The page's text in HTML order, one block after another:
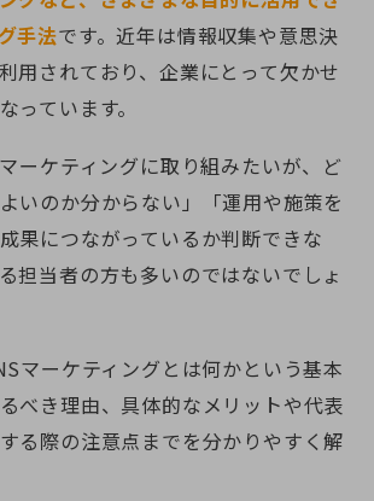
手法です。近年は情報収集や意思決
用されており、企業にとって欠かせ
っています。
ーケティングに取り組みたいが、ど
いのか分からない」「運用や施策を
果につながっているか判断できな
担当者の方も多いのではないでしょ
マーケティングとは何かという基本
べき理由、具体的なメリットや代表
る際の注意点までを分かりやすく解